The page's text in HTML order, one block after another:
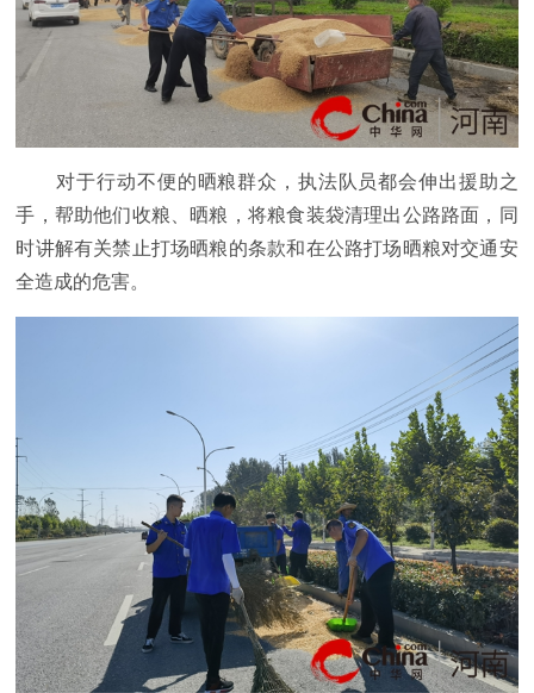
对于行动不便的晒粮群众，执法队员都会伸出援助之
手，帮助他们收粮、晒粮，将粮食装袋清理出公路路面，同
时讲解有关禁止打场晒粮的条款和在公路打场晒粮对交通安
全造成的危害。